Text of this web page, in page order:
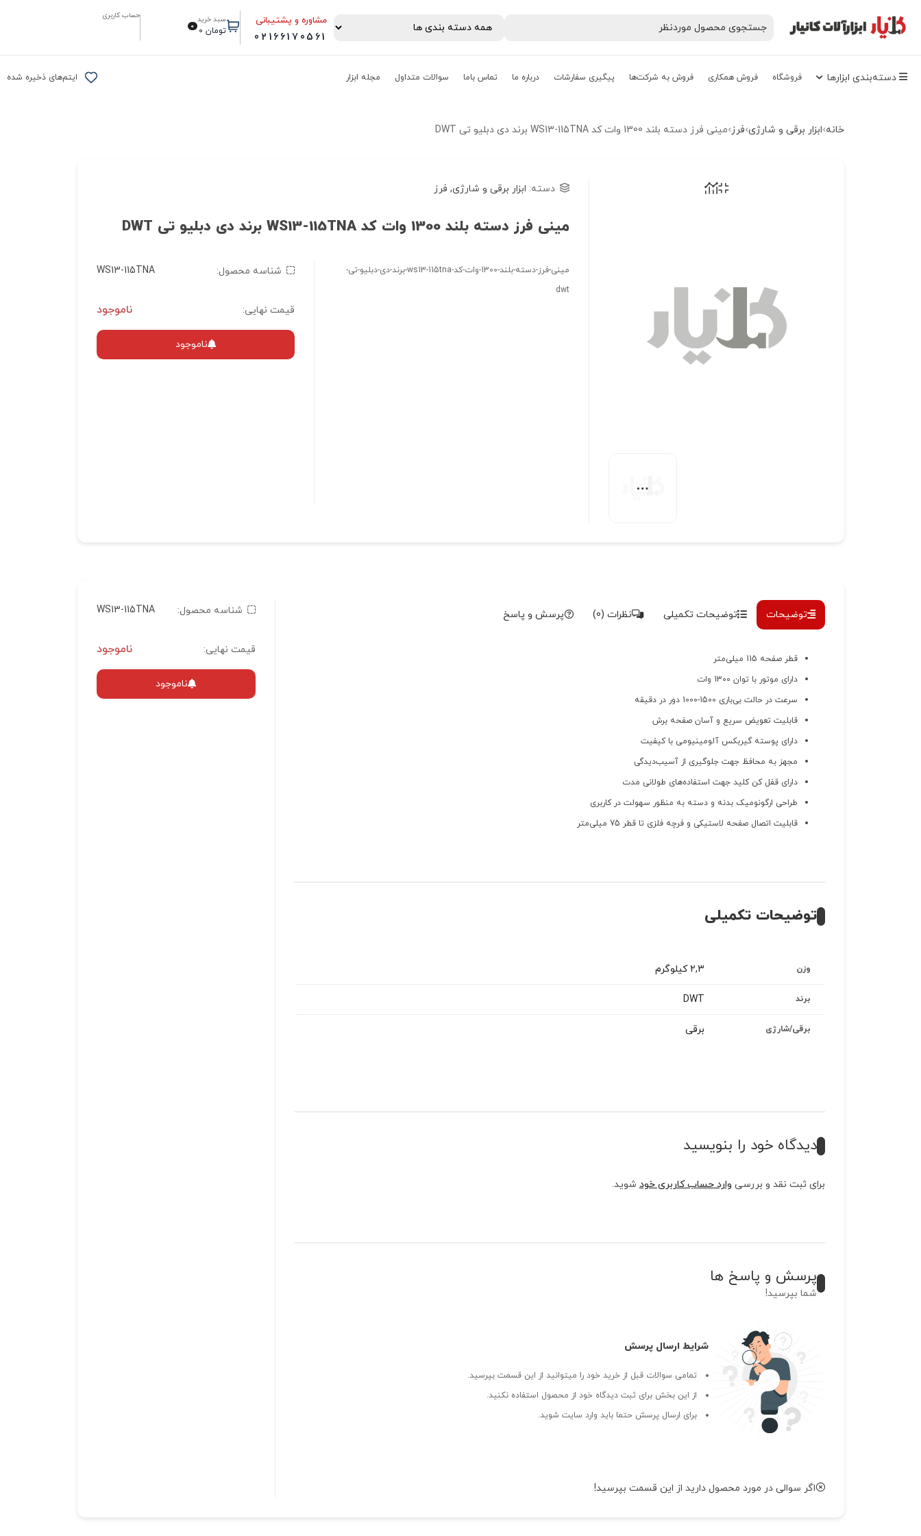
سبد خرید
0تومان 0 مشاوره و پشتیبانی
02166170561
حساب کاربری
دسته‌‌بندی‌ ابزارها فروشگاه فروش همکاری فروش به شرکت‌ها پیگیری سفارشات درباره ما تماس باما سوالات متداول مجله ابزار ایتم‌های ذخیره شده
خانه ابزار برقی و شارژی فرز مینی فرز دسته بلند 1300 وات کد WS13-115TNA برند دی دبلیو تی DWT
دسته: ابزار برقی و شارژی, فرز
مینی فرز دسته بلند 1300 وات کد WS13-115TNA برند دی دبلیو تی DWT
مینی-فرز-دسته-بلند-1300-وات-کد-ws13-115tna-برند-دی-دبلیو-تی-
dwt
شناسه محصول: WS13-115TNA
قیمت نهایی: ناموجود
ناموجود
توضیحات توضیحات تکمیلی نظرات (0) پرسش و پاسخ
قطر صفحه 115 میلی‌متر
دارای موتور با توان 1300 وات
سرعت در حالت بی‌باری 1500-1000 دور در دقیقه
قابلیت تعویض سریع و آسان صفحه برش
دارای پوسته گیربکس آلومینیومی با کیفیت
مجهز به محافظ جهت جلوگیری از آسیب‌دیدگی
دارای قفل کن کلید جهت استفاده‌های طولانی مدت
طراحی ارگونومیک بدنه و دسته به منظور سهولت در کاربری
قابلیت اتصال صفحه لاستیکی و فرچه فلزی تا قطر 75 میلی‌متر
توضیحات تکمیلی
وزن 2,3 کیلوگرم
برند DWT
برقی/شارژی برقی
دیدگاه خود را بنویسید
برای ثبت نقد و بررسی وارد حساب کاربری خودشوید.
پرسش و پاسخ ها
شما بپرسید!
شرایط ارسال پرسش
تمامی سوالات قبل از خرید خود را میتوانید از این قسمت بپرسید.
از این بخش برای ثبت دیدگاه خود از محصول استفاده نکنید.
برای ارسال پرسش حتما باید وارد سایت شوید.
اگر سوالی در مورد محصول دارید از این قسمت بپرسید!
شناسه محصول: WS13-115TNA
قیمت نهایی: ناموجود
ناموجود